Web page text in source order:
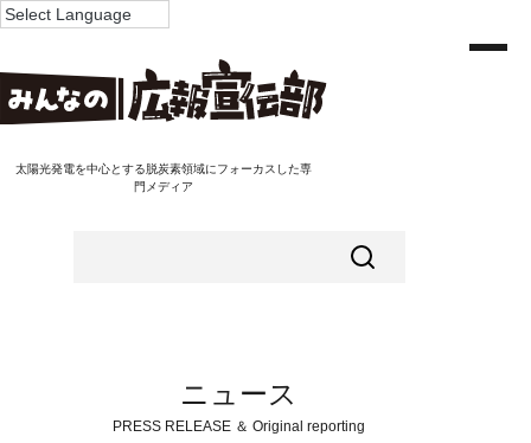
太陽光発電を中心とする脱炭素領域にフォーカスした専
門メディア
ニュース
PRESS RELEASE ＆ Original reporting